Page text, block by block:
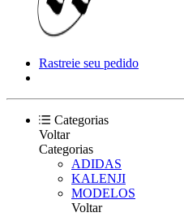
Rastreie seu pedido
Categorias
Voltar
Categorias
ADIDAS
KALENJI
MODELOS
Voltar